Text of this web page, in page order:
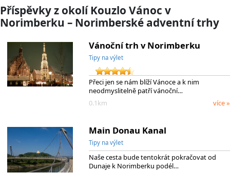
Příspěvky z okolí Kouzlo Vánoc v
Norimberku – Norimberské adventní trhy
Vánoční trh v Norimberku
Tipy na výlet
Přeci jen se nám blíží Vánoce a k nim
neodmyslitelně patří vánoční…
0.1km
více »
Main Donau Kanal
Tipy na výlet
Naše cesta bude tentokrát pokračovat od
Dunaje k Norimberku podél…